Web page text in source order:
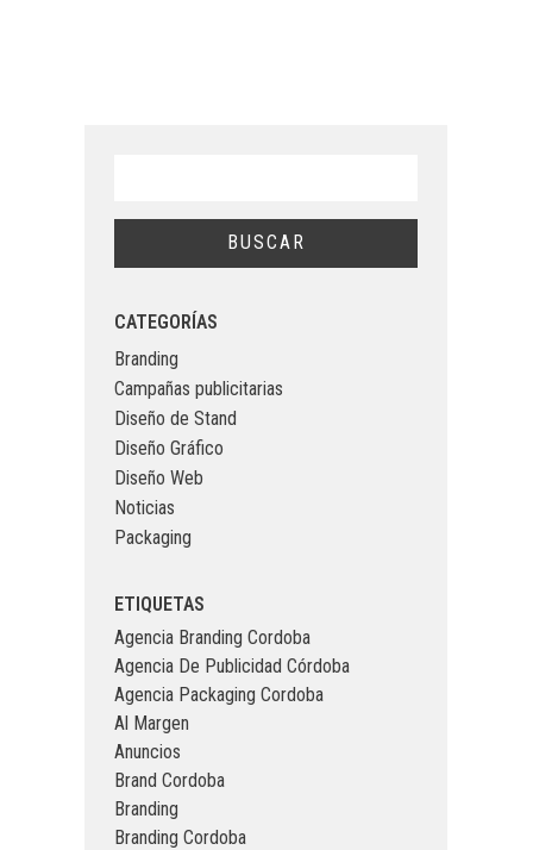
CATEGORÍAS
Branding
Campañas publicitarias
Diseño de Stand
Diseño Gráfico
Diseño Web
Noticias
Packaging
ETIQUETAS
Agencia Branding Cordoba
Agencia De Publicidad Córdoba
Agencia Packaging Cordoba
Al Margen
Anuncios
Brand Cordoba
Branding
Branding Cordoba